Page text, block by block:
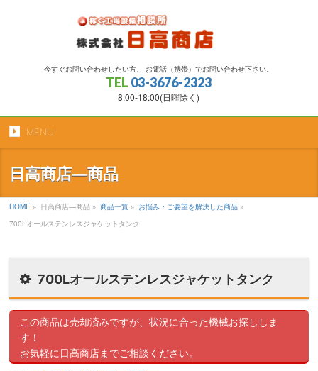
今すぐお問い合わせしたい方、 お電話（携帯）でお問い合わせ下さい。
TEL 03-3676-2323
8:00-18:00(日曜除く)
MENU
日高商店―商品
HOME » 日高商店―商品 » 商品一覧 » お悩み・ご要望を解決した商品 »
700Lオールステンレスジャケットタンク
700Lオールステンレスジャケットタンク
この商品は売却済みですが、状況に合った機械お探ししま
す！
お気軽に日高商店までご相談ください。